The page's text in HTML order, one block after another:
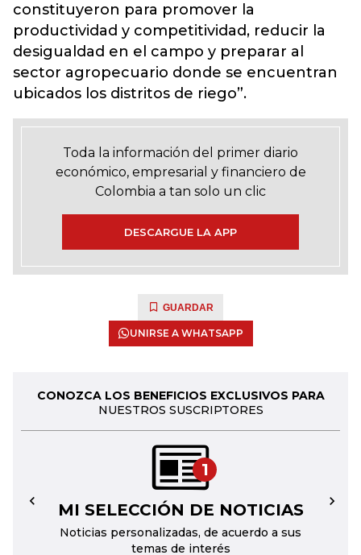
constituyeron para promover la
productividad y competitividad, reducir la
desigualdad en el campo y preparar al
sector agropecuario donde se encuentran
ubicados los distritos de riego”.
Toda la información del primer diario
económico, empresarial y financiero de
Colombia a tan solo un clic
DESCARGUE LA APP
GUARDAR
UNIRSE A WHATSAPP
CONOZCA LOS BENEFICIOS EXCLUSIVOS PARA
NUESTROS SUSCRIPTORES
1
MI SELECCIÓN DE NOTICIAS
Noticias personalizadas, de acuerdo a sus
temas de interés
← →